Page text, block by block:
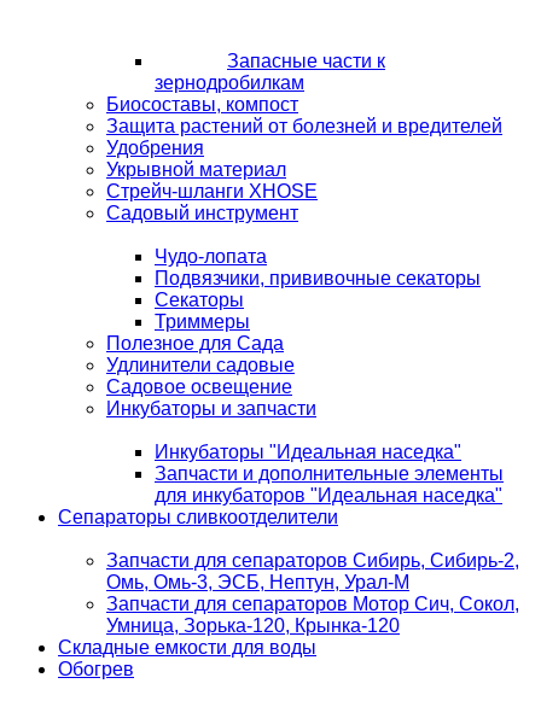
Запасные части к
зернодробилкам
Биосоставы, компост
Защита растений от болезней и вредителей
Удобрения
Укрывной материал
Стрейч-шланги XHOSE
Садовый инструмент
Чудо-лопата
Подвязчики, прививочные секаторы
Секаторы
Триммеры
Полезное для Сада
Удлинители садовые
Садовое освещение
Инкубаторы и запчасти
Инкубаторы "Идеальная наседка"
Запчасти и дополнительные элементы
для инкубаторов "Идеальная наседка"
Сепараторы сливкоотделители
Запчасти для сепараторов Сибирь, Сибирь-2,
Омь, Омь-3, ЭСБ, Нептун, Урал-М
Запчасти для сепараторов Мотор Сич, Сокол,
Умница, Зорька-120, Крынка-120
Складные емкости для воды
Обогрев